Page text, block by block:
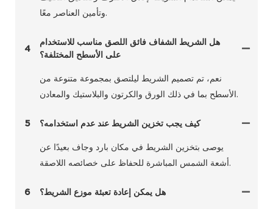
وتأمين العناصر معًا.
4
هل الشريط الشفاف فائق اللصق مناسب للاستخدام
على الأسطح المختلفة؟
نعم، تم تصميم الشريط ليلتصق بمجموعة متنوعة من
الأسطح بما في ذلك الورق والكرتون والبلاستيك والمعادن.
5 كيف يجب تخزين الشريط عند عدم استخدامه؟
يوصى بتخزين الشريط في مكان بارد وجاف بعيدًا عن
أشعة الشمس المباشرة للحفاظ على خصائصه اللاصقة.
6 هل يمكن إعادة تعبئة موزع الشريط؟